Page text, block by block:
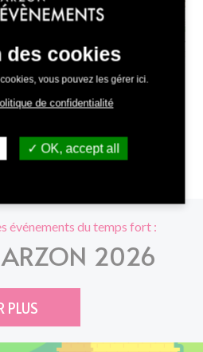
Leaflet| ©OpenStreetMap
événements du temps fort :
ARZON 2026
PLUS
des cookies
vous pouvez les gérer ici.
de confidentialité
OK, accept all